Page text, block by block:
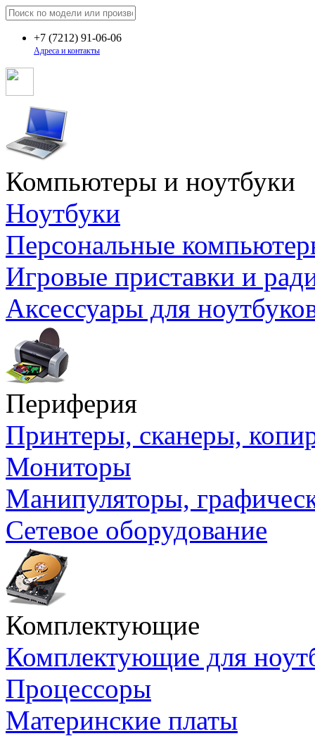
+7 (7212) 91-06-06
Адреса и контакты
Компьютеры и ноутбуки
Ноутбуки
Персональные
Игровые приставки и
Аксессуары для
Периферия
Принтеры, сканеры,
Мониторы
Манипуляторы,
Сетевое оборудование
Комплектующие
Комплектующие для
Процессоры
Материнские платы